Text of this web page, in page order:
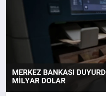
SIYASET